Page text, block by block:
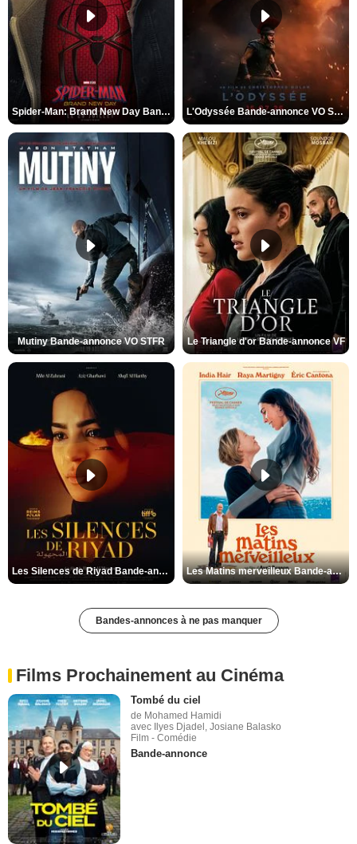
Spider-Man: Brand New Day Bande-annonce VO STFR L'Odyssée Bande-annonce VO STFR
Mutiny Bande-annonce VO STFR Le Triangle d'or Bande-annonce VF
Les Silences de Riyad Bande-annonce VO STFR Les Matins merveilleux Bande-annonce VF
Bandes-annonces à ne pas manquer
Films Prochainement au Cinéma
Tombé du ciel
de Mohamed Hamidi
avec Ilyes Djadel, Josiane Balasko
Film - Comédie
Bande-annonce